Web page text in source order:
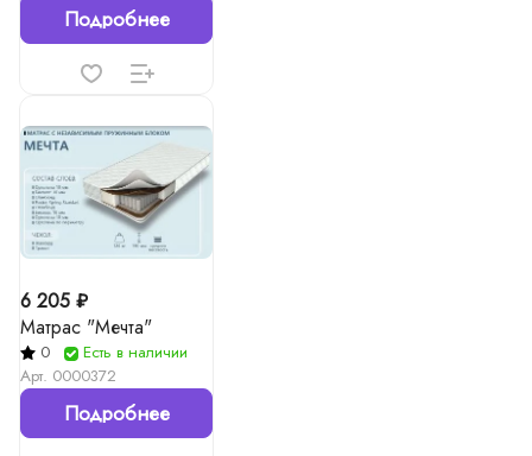
Подробнее
6 205 ₽
Матрас "Мечта"
0
Есть в наличии
Арт. 0000372
Подробнее